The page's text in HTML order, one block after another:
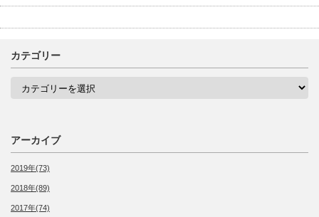
カテゴリー
アーカイブ
2019年(73)
2018年(89)
2017年(74)